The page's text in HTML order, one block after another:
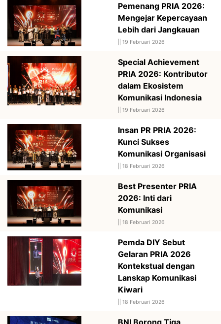
Pemenang PRIA 2026:
Mengejar Kepercayaan
Lebih dari Jangkauan
19 Februari 2026
Special Achievement
PRIA 2026: Kontributor
dalam Ekosistem
Komunikasi Indonesia
19 Februari 2026
Insan PR PRIA 2026:
Kunci Sukses
Komunikasi Organisasi
18 Februari 2026
Best Presenter PRIA
2026: Inti dari
Komunikasi
18 Februari 2026
Pemda DIY Sebut
Gelaran PRIA 2026
Kontekstual dengan
Lanskap Komunikasi
Kiwari
18 Februari 2026
BNI Borong Tiga